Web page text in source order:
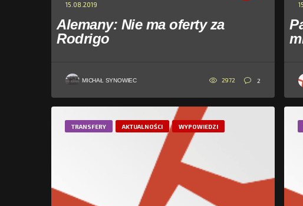
15.08.2019
Alemany: Nie ma oferty za
Rodrigo
MICHAŁ SYNOWIEC 2972 2
TRANSFERY AKTUALNOŚCI WYPOWIEDZI